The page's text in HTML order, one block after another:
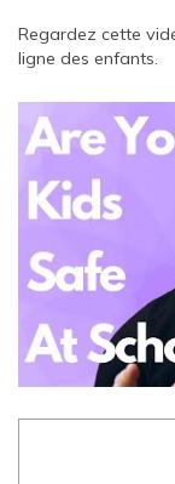
Regardez cette
ligne des enfants.